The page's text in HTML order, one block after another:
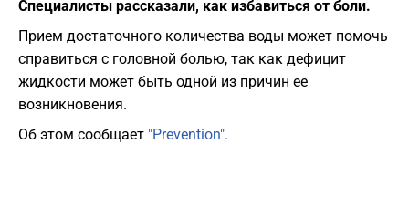
Специалисты рассказали, как избавиться от боли.
Прием достаточного количества воды может помочь
справиться с головной болью, так как дефицит
жидкости может быть одной из причин ее
возникновения.
Об этом сообщает "Prevention".